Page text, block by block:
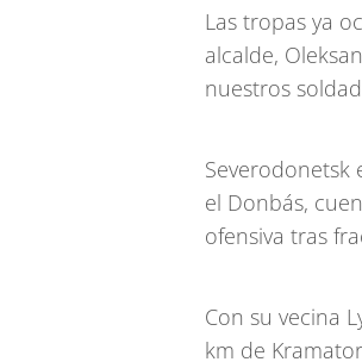
Las tropas ya
alcalde,
nuestros
Severodonetsk
el Donbás,
ofensiva tras
Con su vecina
km de